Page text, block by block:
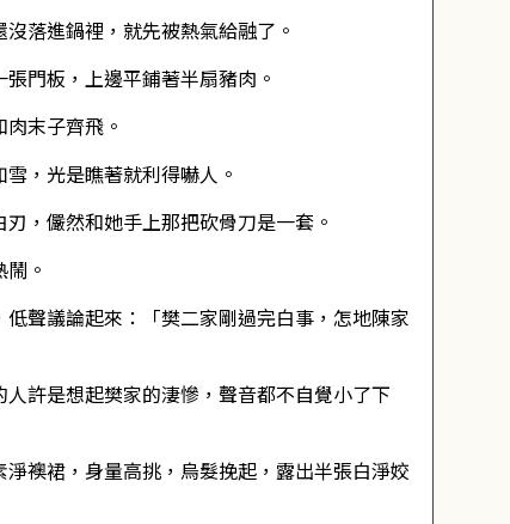
落進鍋裡，就先被熱氣給融了。
門板，上邊平鋪著半扇豬肉。
末子齊飛。
，光是瞧著就利得嚇人。
，儼然和她手上那把砍骨刀是一套。
。
聲議論起來：「樊二家剛過完白事，怎地陳家
許是想起樊家的淒慘，聲音都不自覺小了下
襖裙，身量高挑，烏髮挽起，露出半張白淨姣